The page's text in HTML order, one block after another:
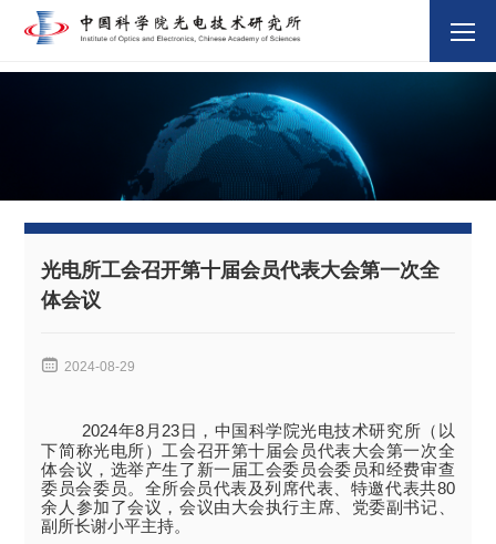
光电所工会召开第十届会员代表大会第一次全
体会议
 2024-08-29
2024年8月23日，中国科学院光电技术研究所（以
下简称光电所）工会召开第十届会员代表大会第一次全
体会议，选举产生了新一届工会委员会委员和经费审查
委员会委员。全所会员代表及列席代表、特邀代表共80
余人参加了会议，会议由大会执行主席、党委副书记、
副所长谢小平主持。